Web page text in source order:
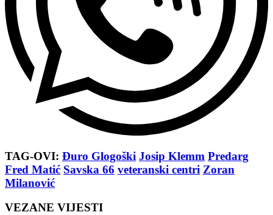
TAG-OVI: Đuro Glogoški Josip Klemm Predarg
Fred Matić Savska 66 veteranski centri Zoran
Milanović
VEZANE VIJESTI